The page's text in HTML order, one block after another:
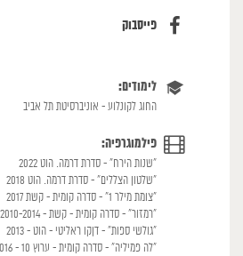
פייסבוק
לימודים:
החוג לקונלוע - אוניברסיטת תל אביב
פילמוגרפיה:
"שנות הירח" - סדרת דרמה. הוט 2022
"שלטון הצללים" - סדרת דרמה. הוט 2018
"צומת מילר 1" - סדרה קומית - קשת 2017
"רמזור" - סדרה קומית - קשת - 2010-2014
"גולשי ספות" - דןקו ראליטי - הוט - 2013
"לה פמיליה" - סדרה קומית - ערוץ 10 - 2015-2016